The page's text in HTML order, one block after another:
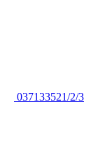
037133521/2/3